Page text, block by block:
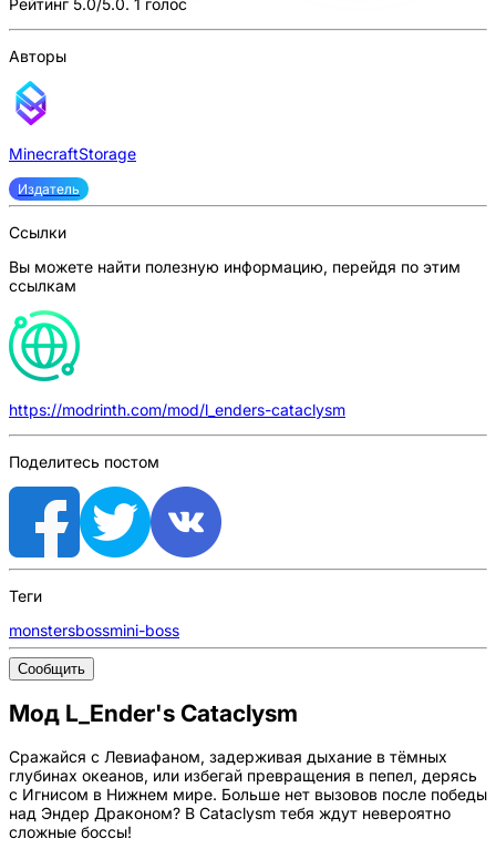
Рейтинг 5.0/5.0. 1 голос
Авторы
MinecraftStorage
Издатель
Ссылки
Вы можете найти полезную информацию, перейдя по этим
ссылкам
https://modrinth.com/mod/l_enders-cataclysm
Поделитесь постом
Теги
monstersbossmini-boss
Сообщить
Мод L_Ender's Cataclysm
Сражайся с Левиафаном, задерживая дыхание в тёмных
глубинах океанов, или избегай превращения в пепел, дерясь
с Игнисом в Нижнем мире. Больше нет вызовов после победы
над Эндер Драконом? В Cataclysm тебя ждут невероятно
сложные боссы!